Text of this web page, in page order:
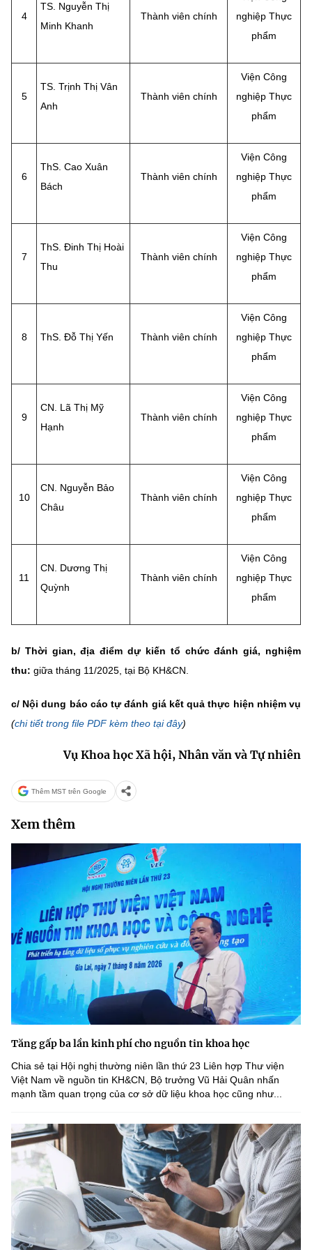
(Ghi rõ nguồn "https://mst.gov.vn" khi phát hành lại thông tin từ
website này)
4
TS. Nguyễn Thị
Minh Khanh
Thành viên chính
nghiệp Thực
phẩm
5
TS. Trịnh Thị Vân
Anh
Thành viên chính
Viện Công
nghiệp Thực
phẩm
6
ThS. Cao Xuân
Bách
Thành viên chính
Viện Công
nghiệp Thực
phẩm
7
ThS. Đinh Thị Hoài
Thu
Thành viên chính
Viện Công
nghiệp Thực
phẩm
8 ThS. Đỗ Thị Yến Thành viên chính
Viện Công
nghiệp Thực
phẩm
9
CN. Lã Thị Mỹ
Hạnh
Thành viên chính
Viện Công
nghiệp Thực
phẩm
10
CN. Nguyễn Bảo
Châu
Thành viên chính
Viện Công
nghiệp Thực
phẩm
11
CN. Dương Thị
Quỳnh
Thành viên chính
Viện Công
nghiệp Thực
phẩm
b/ Thời gian, địa điểm dự kiến tổ chức đánh giá, nghiệm
thu: giữa tháng 11/2025, tại Bộ KH&CN.
c/ Nội dung báo cáo tự đánh giá kết quả thực hiện nhiệm vụ
(chi tiết trong file PDF kèm theo tại đây)
Vụ Khoa học Xã hội, Nhân văn và Tự nhiên
Thêm MST trên Google
Xem thêm
Tăng gấp ba lần kinh phí cho nguồn tin khoa học
Chia sẻ tại Hội nghị thường niên lần thứ 23 Liên hợp Thư viện
Việt Nam về nguồn tin KH&CN, Bộ trưởng Vũ Hải Quân nhấn
mạnh tầm quan trọng của cơ sở dữ liệu khoa học cũng như...